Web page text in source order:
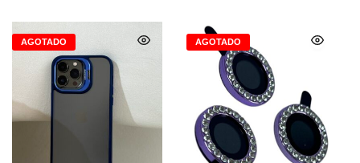
AGOTADO AGOTADO